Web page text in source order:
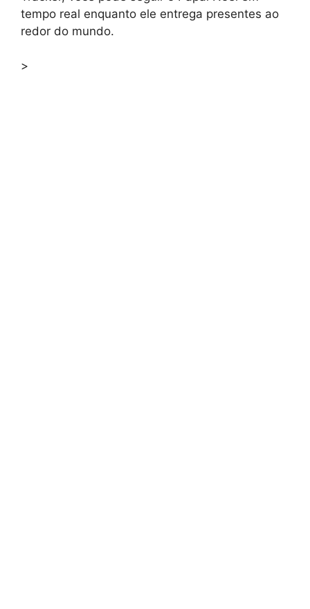
tempo real enquanto ele entrega presentes ao
redor do mundo.
>